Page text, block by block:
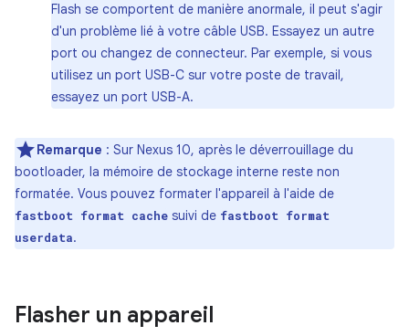
Flash se comportent de manière anormale, il peut s'agir
d'un problème lié à votre câble USB. Essayez un autre
port ou changez de connecteur. Par exemple, si vous
utilisez un port USB-C sur votre poste de travail,
essayez un port USB-A.
Remarque : Sur Nexus 10, après le déverrouillage du
bootloader, la mémoire de stockage interne reste non
formatée. Vous pouvez formater l'appareil à l'aide de
fastboot format cache suivi de fastboot format
userdata.
Flasher un appareil